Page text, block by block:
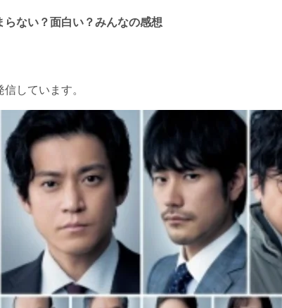
らない？面白い？みんなの感想
しています。